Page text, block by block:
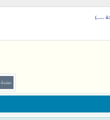
.....)
صفحة 1 من 11